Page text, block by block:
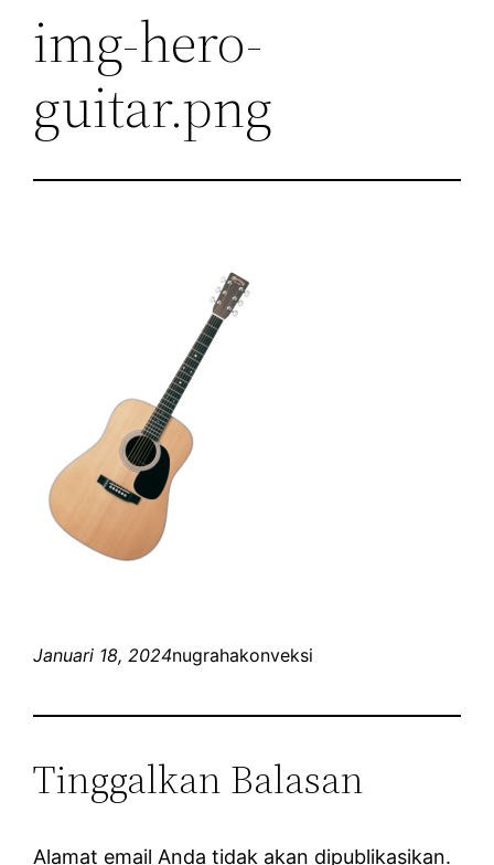
img-hero-
guitar.png
Januari 18, 2024nugrahakonveksi
Tinggalkan Balasan
Alamat email Anda tidak akan dipublikasikan.